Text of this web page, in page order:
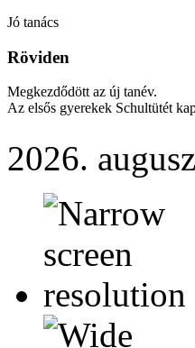
Jó tanács
Röviden
Megkezdődött az új tanév.
Az elsős gyerekek Schultütét
2026.